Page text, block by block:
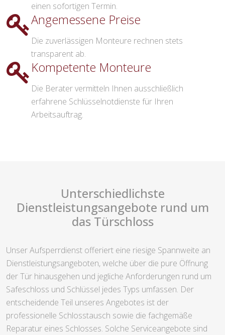
einen sofortigen Termin.
Angemessene Preise
Die zuverlässigen Monteure rechnen stets
transparent ab.
Kompetente Monteure
Die Berater vermitteln Ihnen ausschließlich
erfahrene Schlüsselnotdienste für Ihren
Arbeitsauftrag.
Unterschiedlichste
Dienstleistungsangebote rund um
das Türschloss
Unser Aufsperrdienst offeriert eine riesige Spannweite an
Dienstleistungsangeboten, welche über die pure Öffnung
der Tür hinausgehen und jegliche Anforderungen rund um
Safeschloss und Schlüssel jedes Typs umfassen. Der
entscheidende Teil unseres Angebotes ist der
professionelle Schlosstausch sowie die fachgemäße
Reparatur eines Schlosses. Solche Serviceangebote sind